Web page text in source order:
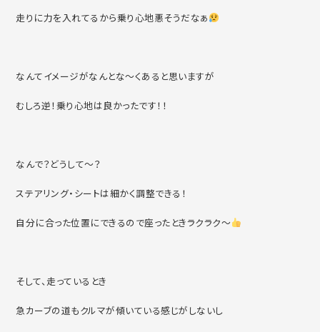
走りに力を入れてるから乗り心地悪そうだなぁ
なんてイメージがなんとな～くあると思いますが
むしろ逆！乗り心地は良かったです！！
なんで？どうして～？
ステアリング・シートは細かく調整できる！
自分に合った位置にできるので座ったときラクラク～
そして、走っているとき
急カーブの道もクルマが傾いている感じがしないし